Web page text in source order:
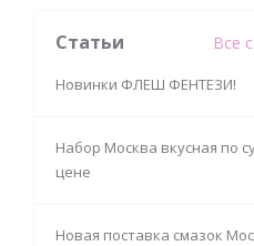
Статьи Все
Новинки ФЛЕШ ФЕНТЕЗИ!
Набор Москва вкусная по
цене
Новая поставка смазок